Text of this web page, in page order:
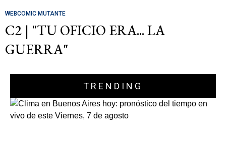
WEBCOMIC MUTANTE
C2 | "TU OFICIO ERA... LA
GUERRA"
TRENDING